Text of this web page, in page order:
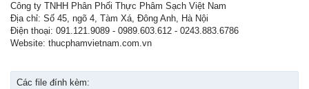
Công ty TNHH Phân Phối Thực Phâm Sạch Việt Nam
Địa chỉ: Số 45, ngõ 4, Tàm Xá, Đông Anh, Hà Nội
Điện thoại: 091.121.9089 - 0989.603.612 - 0243.883.6786
Website: thucphamvietnam.com.vn
Các file đính kèm: